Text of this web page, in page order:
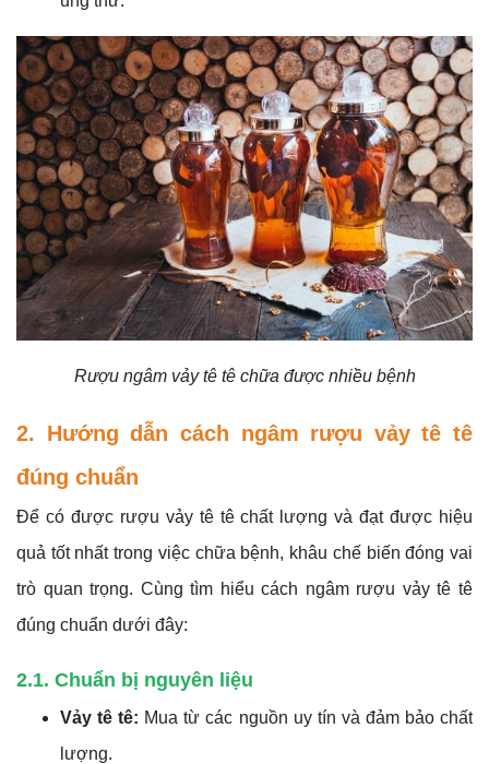
Rượu ngâm vảy tê tê chữa được nhiều bệnh
2. Hướng dẫn cách ngâm rượu vảy tê tê
đúng chuẩn
Để có được rượu vảy tê tê chất lượng và đạt được hiệu
quả tốt nhất trong việc chữa bệnh, khâu chế biến đóng vai
trò quan trọng. Cùng tìm hiểu cách ngâm rượu vảy tê tê
đúng chuẩn dưới đây:
2.1. Chuẩn bị nguyên liệu
Vảy tê tê: Mua từ các nguồn uy tín và đảm bảo chất
lượng.